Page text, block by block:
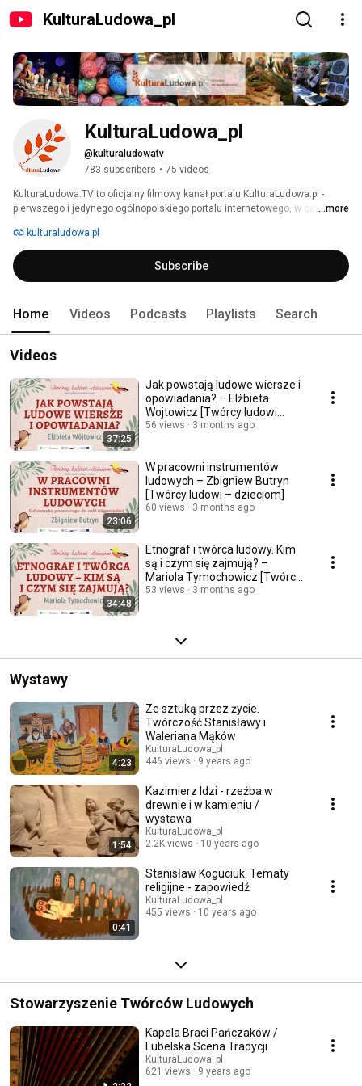
KulturaLudowa_pl
KulturaLudowa_pl
@kulturaludowatv
783 subscribers • 75 videos
KulturaLudowa.TV to oficjalny filmowy kanał portalu KulturaLudowa.pl -
pierwszego i jedynego ogólnopolskiego portalu internetowego, w całości
zjawiskom we współczesnym świecie.
...more
kulturaludowa.pl
Subscribe
Home Videos Podcasts Playlists Search
Videos
37:25
Jak powstają ludowe wiersze i
opowiadania? – Elżbieta
Wojtowicz [Twórcy ludowi
dzieciom]
56 views 3 months ago
23:06
W pracowni instrumentów
ludowych – Zbigniew Butryn
[Twórcy ludowi – dzieciom]
60 views 3 months ago
34:48
Etnograf i twórca ludowy. Kim
są i czym się zajmują? –
Mariola Tymochowicz [Twórcy
ludowi dzieciom]
53 views 3 months ago
Wystawy
4:23
Ze sztuką przez życie.
Twórczość Stanisławy i
Waleriana Mąków
KulturaLudowa_pl
446 views
9 years ago
1:54
Kazimierz Idzi - rzeźba w
drewnie i w kamieniu /
wystawa
KulturaLudowa_pl
2.2K views
10 years ago
0:41
Stanisław Koguciuk. Tematy
religijne - zapowiedź
KulturaLudowa_pl
455 views
10 years ago
Stowarzyszenie Twórców Ludowych
Kapela Braci Pańczaków /
Lubelska Scena Tradycji
KulturaLudowa_pl
621 views
9 years ago